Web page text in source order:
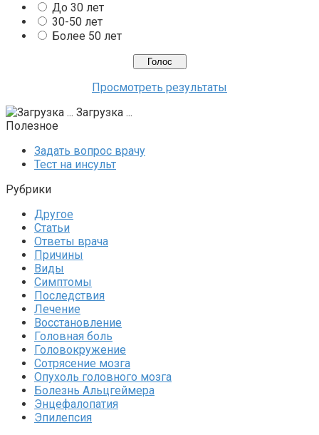
До 30 лет
30-50 лет
Более 50 лет
Просмотреть результаты
Загрузка ...
Полезное
Задать вопрос врачу
Тест на инсульт
Рубрики
Другое
Статьи
Ответы врача
Причины
Виды
Симптомы
Последствия
Лечение
Восстановление
Головная боль
Головокружение
Сотрясение мозга
Опухоль головного мозга
Болезнь Альцгеймера
Энцефалопатия
Эпилепсия